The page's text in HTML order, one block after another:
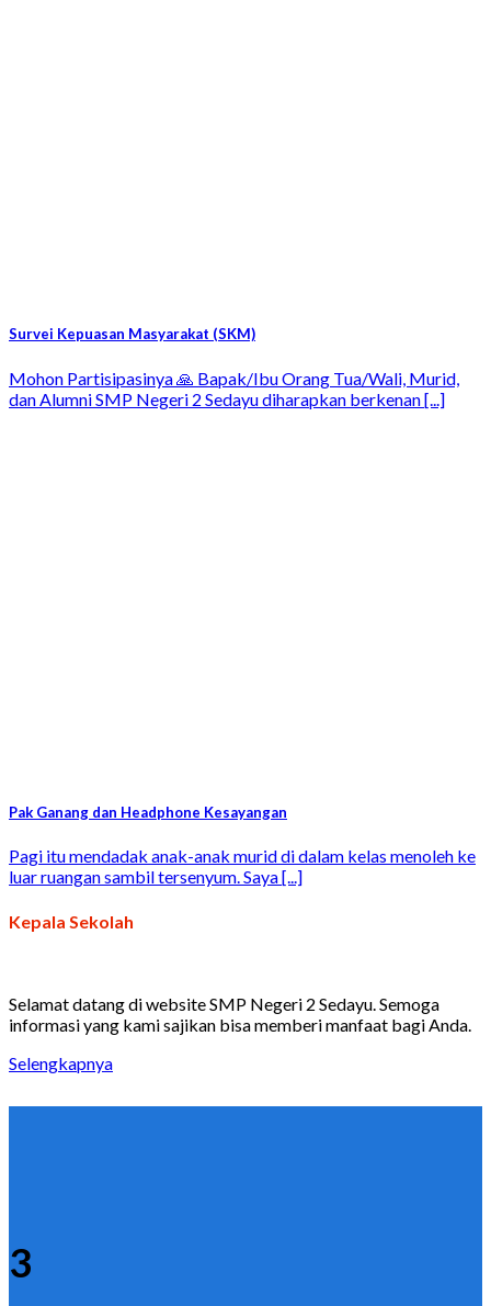
Survei Kepuasan Masyarakat (SKM)
Mohon Partisipasinya 🙏 Bapak/Ibu Orang Tua/Wali, Murid,
dan Alumni SMP Negeri 2 Sedayu diharapkan berkenan [...]
Pak Ganang dan Headphone Kesayangan
Pagi itu mendadak anak-anak murid di dalam kelas menoleh ke
luar ruangan sambil tersenyum. Saya [...]
Kepala Sekolah
Selamat datang di website SMP Negeri 2 Sedayu. Semoga
informasi yang kami sajikan bisa memberi manfaat bagi Anda.
Selengkapnya
3